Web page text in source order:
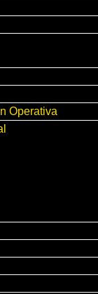
Operativa